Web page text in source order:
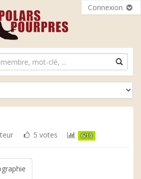
Connexion
5 votes 6/10